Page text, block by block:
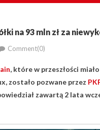
na 93 mln zł za
Comment(0)
, które w przeszłości
zostało pozwane przez
zawartą 2 lata